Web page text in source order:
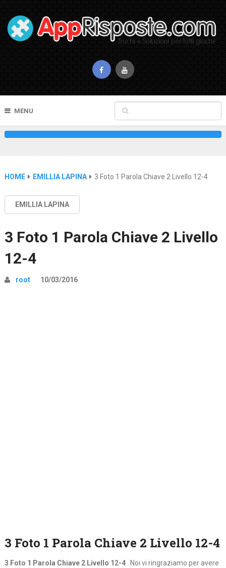
MENU
HOME EMILLIA LAPINA 3 Foto 1 Parola Chiave 2 Livello 12-4
EMILLIA LAPINA
3 Foto 1 Parola Chiave 2 Livello
12-4
root 10/03/2016
3 Foto 1 Parola Chiave 2 Livello 12-4
3 Foto 1 Parola Chiave 2 Livello 12-4 . Noi vi ringraziamo per avere